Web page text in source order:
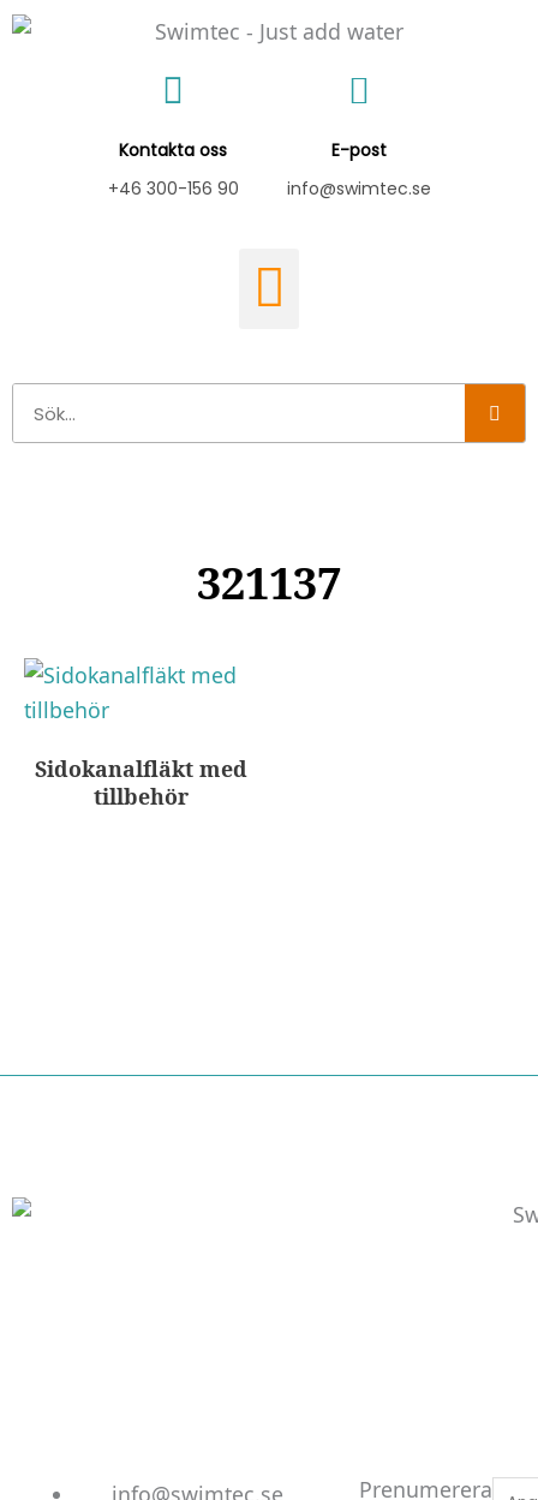
Hoppa
Kontakta oss
+46 300-156 90
E-post
info@swimtec.se
321137
Sidokanalfläkt med
tillbehör
info@swimtec.se
Prenumerera E-